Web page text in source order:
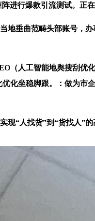
进行爆款引流测试。正
垂曲范畴头部账号，
人工智能地舆搜刮优
化坐稳脚跟。：做为市
“人找货”到“货找人”